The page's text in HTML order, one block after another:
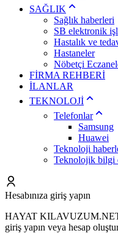
SAĞLIK
Sağlık haberleri
SB elektronik
Hastalık ve
Hastaneler
Nöbetçi
FİRMA REHBERİ
İLANLAR
TEKNOLOJİ
Telefonlar
Samsung
Huawei
Teknoloji
Teknolojik bilgi
Hesabınıza giriş yapın
HAYAT KILAVUZUM.NET
giriş yapın veya hesap